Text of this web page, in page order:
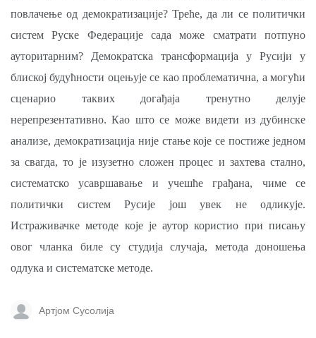
повлачење од демократизације? Треће, да ли се политички
систем Руске Федерације сада може сматрати потпуно
ауторитарним? Демократска трансформација у Русији у
блиској будућности оцењује се као проблематична, а могући
сценарио таквих догађаја тренутно делује
нерепрезентативно. Као што се може видети из дубинске
анализе, демократизација није стање које се постиже једном
за свагда, то је изузетно сложен процес и захтева стално,
систематско усавршавање и учешће грађана, чиме се
политички систем Русије још увек не одликује.
Истраживачке методе које је аутор користио при писању
овог чланка биле су студија случаја, метода доношења
одлука и систематске методе.
Артјом Сусолија